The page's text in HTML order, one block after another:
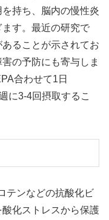
持ち、脳内の慢性炎
す。最近の研究で
ることが示されてお
の予防にも寄与しま
合わせて1日
に3-4回摂取するこ
テンなどの抗酸化ビ
化ストレスから保護